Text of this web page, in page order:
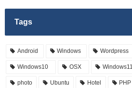
Tags
Android Windows Wordpress
Windows10 OSX Windows11
photo Ubuntu Hotel PHP